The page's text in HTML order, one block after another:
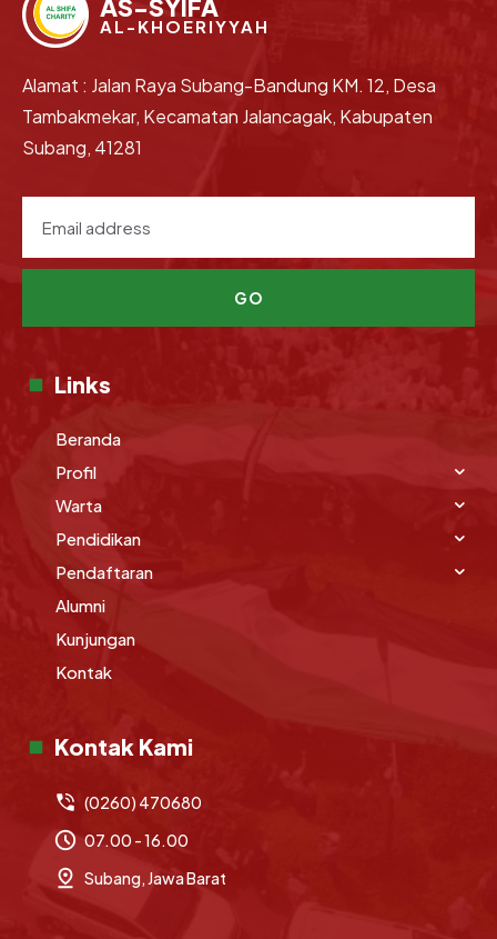
AL-KHOERIYYAH
Alamat : Jalan Raya Subang-Bandung KM. 12, Desa
Tambakmekar, Kecamatan Jalancagak, Kabupaten
Subang, 41281
GO
Links
Beranda
Profil
Warta
Pendidikan
Pendaftaran
Alumni
Kunjungan
Kontak
Kontak Kami
(0260) 470680
07.00 - 16.00
Subang, Jawa Barat